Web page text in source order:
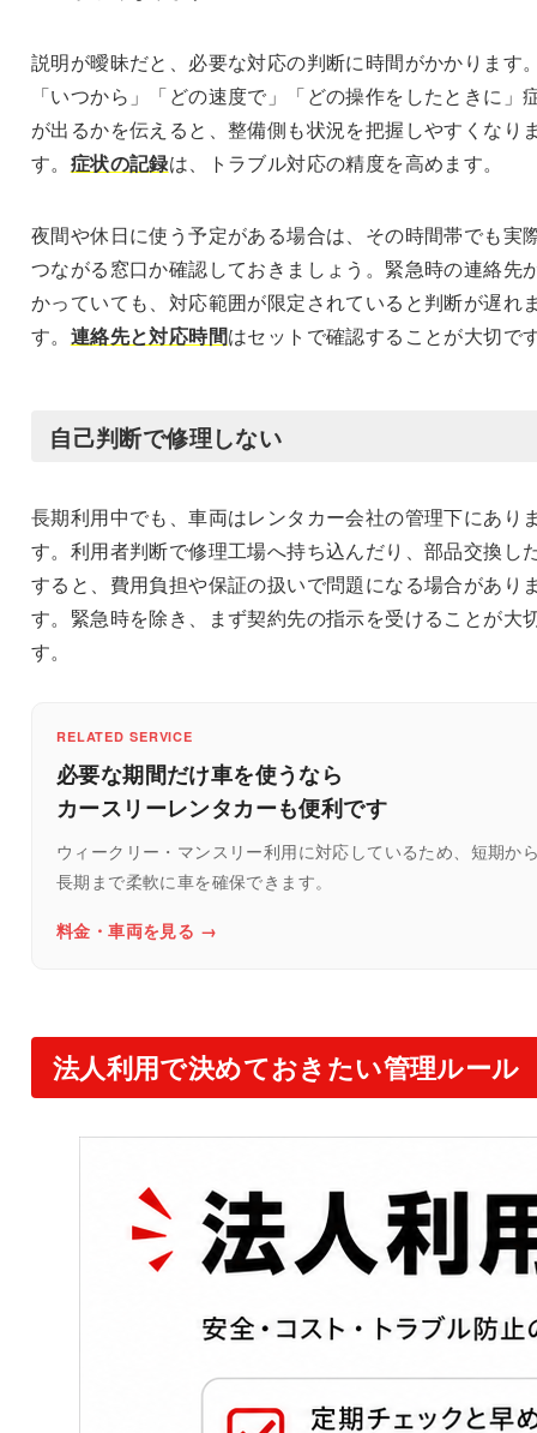
説明が曖昧だと、必要な対応の判断に時間がかかります
「いつから」「どの速度で」「どの操作をしたときに」
が出るかを伝えると、整備側も状況を把握しやすくなり
す。 症状の記録は、トラブル対応の精度を高めます。
夜間や休日に使う予定がある場合は、その時間帯でも実
つながる窓口か確認しておきましょう。緊急時の連絡先
かっていても、対応範囲が限定されていると判断が遅れ
す。 連絡先と対応時間はセットで確認することが大切で
自己判断で修理しない
長期利用中でも、車両はレンタカー会社の管理下にあり
す。利用者判断で修理工場へ持ち込んだり、部品交換し
すると、費用負担や保証の扱いで問題になる場合があり
す。緊急時を除き、まず契約先の指示を受けることが大
す。
RELATED SERVICE
必要な期間だけ車を使うなら
カースリーレンタカーも便利です
ウィークリー・マンスリー利用に対応しているため、短期か
長期まで柔軟に車を確保できます。
料金・車両を見る →
法人利用で決めておきたい管理ルール